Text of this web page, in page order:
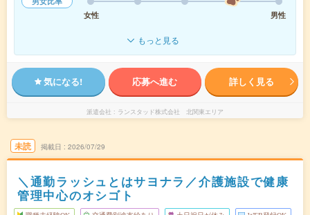
女性
男性
もっと見る
気になる! 応募へ進む 詳しく見る
派遣会社 ランスタッド株式会社 北関東エリア
未読 掲載日 2026/07/29
＼通勤ラッシュとはサヨナラ／介護施設で健康
管理中心のオシゴト